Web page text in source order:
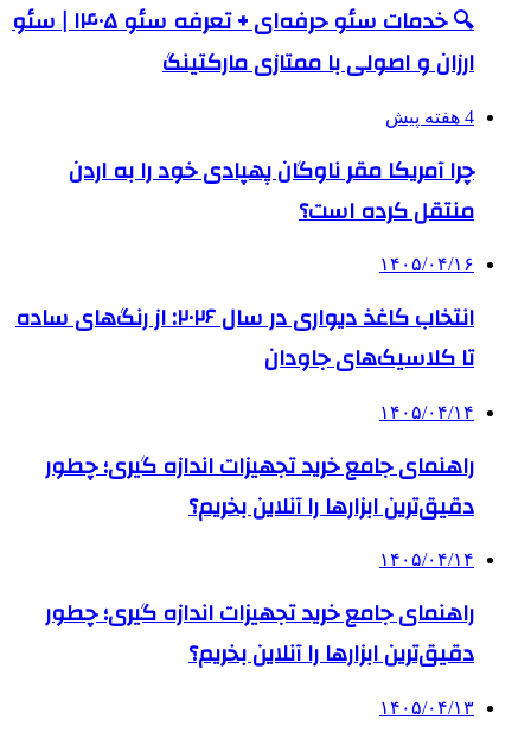
🔍 خدمات سئو حرفه‌ای + تعرفه سئو ۱۴۰۵ | سئو
ارزان و اصولی با ممتازی مارکتینگ
4 هفته پیش
چرا آمریکا مقر ناوگان پهپادی خود را به اردن
منتقل کرده است؟
۱۴۰۵/۰۴/۱۶
انتخاب کاغذ دیواری در سال ۲۰۲۶: از رنگ‌های ساده
تا کلاسیک‌های جاودان
۱۴۰۵/۰۴/۱۴
راهنمای جامع خرید تجهیزات اندازه گیری؛ چطور
دقیق‌ترین ابزارها را آنلاین بخریم؟
۱۴۰۵/۰۴/۱۴
راهنمای جامع خرید تجهیزات اندازه گیری؛ چطور
دقیق‌ترین ابزارها را آنلاین بخریم؟
۱۴۰۵/۰۴/۱۳